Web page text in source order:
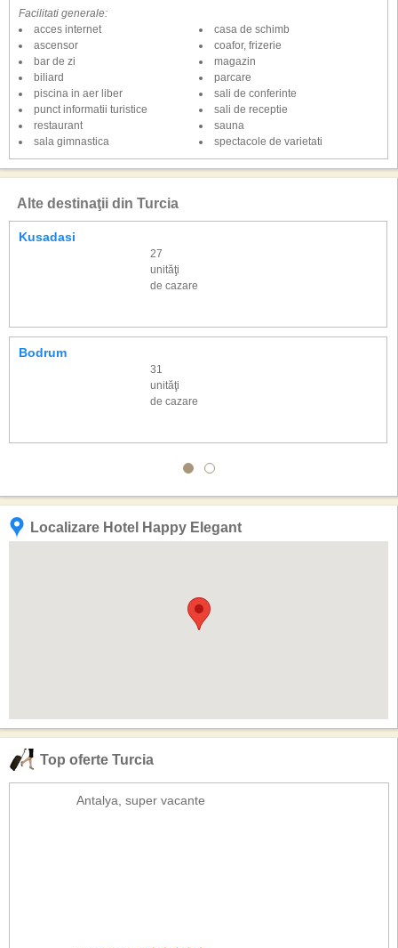
Facilitati generale:
acces internet
ascensor
bar de zi
biliard
casa de schimb
coafor, frizerie
magazin
parcare
piscina in aer liber
punct informatii turistice
restaurant
sala gimnastica
sali de conferinte
sali de receptie
sauna
spectacole de varietati
Alte destinaţii din Turcia
Kusadasi
27
unităţi
de cazare
Bodrum
31
unităţi
de cazare
Localizare Hotel Happy Elegant
Top oferte Turcia
Antalya, super vacante